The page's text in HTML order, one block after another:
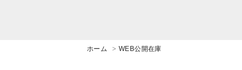
ホーム WEB公開在庫